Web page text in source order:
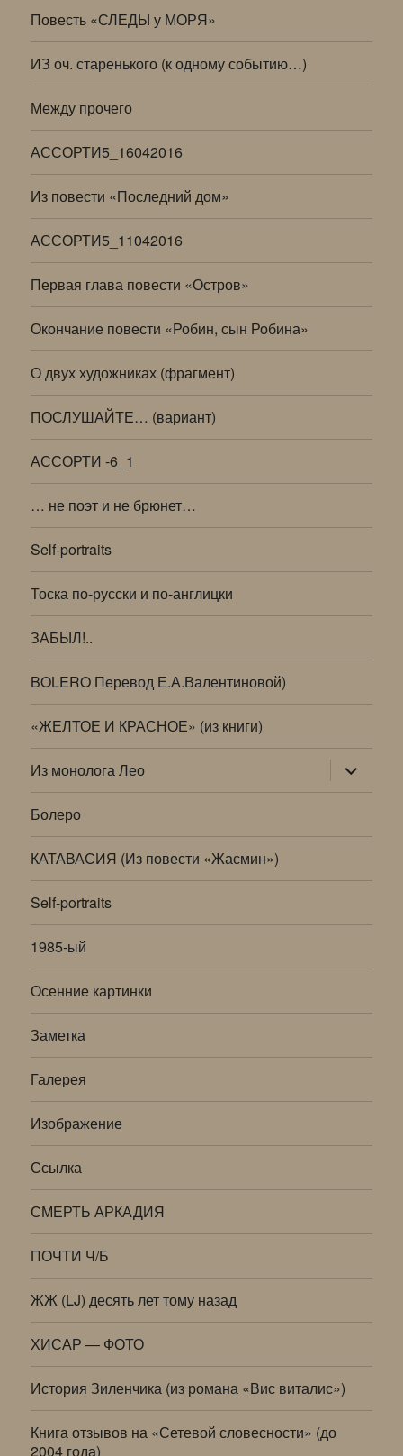
Повесть «СЛЕДЫ у МОРЯ»
ИЗ оч. старенького (к одному событию…)
Между прочего
АССОРТИ5_16042016
Из повести «Последний дом»
АССОРТИ5_11042016
Первая глава повести «Остров»
Окончание повести «Робин, сын Робина»
О двух художниках (фрагмент)
ПОСЛУШАЙТЕ… (вариант)
АССОРТИ -6_1
… не поэт и не брюнет…
Self-portraits
Тоска по-русски и по-англицки
ЗАБЫЛ!..
BOLERO Перевод Е.А.Валентиновой)
«ЖЕЛТОЕ И КРАСНОЕ» (из книги)
Из монолога Лео раскрыть
дочернее
меню
Болеро
КАТАВАСИЯ (Из повести «Жасмин»)
Self-portraits
1985-ый
Осенние картинки
Заметка
Галерея
Изображение
Ссылка
СМЕРТЬ АРКАДИЯ
ПОЧТИ Ч/Б
ЖЖ (LJ) десять лет тому назад
ХИСАР — ФОТО
История Зиленчика (из романа «Вис виталис»)
Книга отзывов на «Сетевой словесности» (до
2004 года)